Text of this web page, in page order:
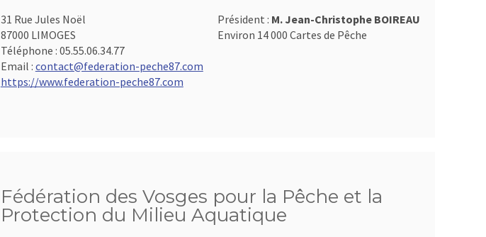
31 Rue Jules Noël
87000 LIMOGES
Téléphone : 05.55.06.34.77
Email : contact@federation-peche87.com
https://www.federation-peche87.com
Président : M. Jean-Christophe BOIREAU
Environ 14 000 Cartes de Pêche
Fédération des Vosges pour la Pêche et la
Protection du Milieu Aquatique